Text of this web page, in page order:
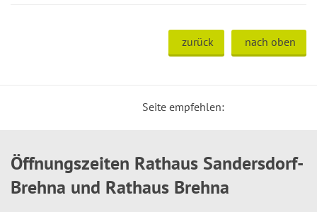
zurück nach oben
Seite empfehlen:
Öffnungszeiten Rathaus Sandersdorf-
Brehna und Rathaus Brehna